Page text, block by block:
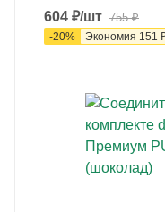
604 ₽/шт 755₽
-20% Экономия 151